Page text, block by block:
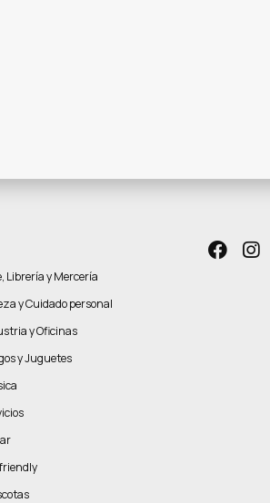
Librería y Mercería
y Cuidado personal
y Oficinas
y Juguetes